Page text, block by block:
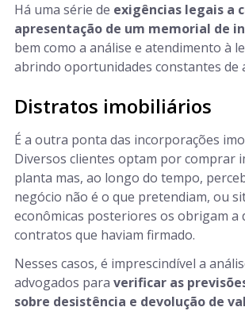
Há uma série de exigências legais a
apresentação de um memorial de
bem como a análise e atendimento à
abrindo oportunidades constantes de
Distratos imobiliários
É a outra ponta das incorporações
Diversos clientes optam por comprar
planta mas, ao longo do tempo,
negócio não é o que pretendiam, ou
econômicas posteriores os obrigam a
contratos que haviam firmado.
Nesses casos, é imprescindível a
advogados para verificar as
sobre desistência e devolução de